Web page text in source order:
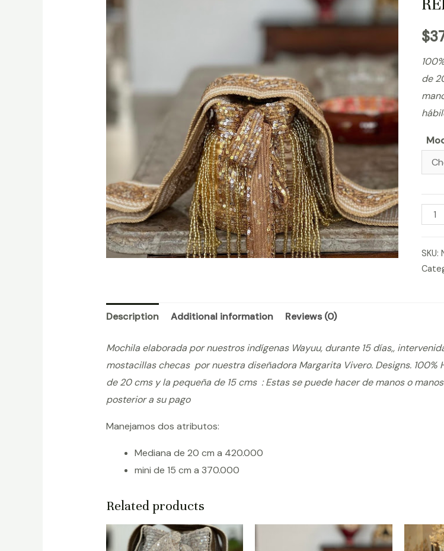
$
de
MAR-
SKU:
Description Additional information Reviews (0)
Mochila elaborada por nuestros indígenas Wayuu, durante 15 días,,
mostacillas checas por nuestra diseñadora Margarita Vivero. Designs.
de 20 cms y la pequeña de 15 cms : Estas se puede hacer de manos o
posterior a su pago
Manejamos dos atributos:
Mediana de 20 cm a 420.000
mini de 15 cm a 370.000
Related products